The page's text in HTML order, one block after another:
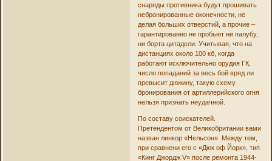
снаряды противника будут прошивать
небронированные оконечности, не
делая больших отверстий, а прочие –
гарантированно не пробьют ни палубу,
ни борта цитадели. Учитывая, что на
дистанциях около 100 кб, когда
работают исключительно орудия ГК,
число попаданий за весь бой вряд ли
превысит дюжину, такую схему
бронирования от артиллерийского огня
нельзя признать неудачной.
По составу соискателей.
Претендентом от Великобритании вами
назван линкор «Нельсон». Между тем,
при сравнени его с «Дюк оф Йорк», тип
«Кинг Джордж V» после ремонта 1944-